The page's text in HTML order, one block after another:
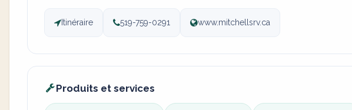
Itinéraire 519-759-0291 www.mitchellsrv.ca
Produits et services